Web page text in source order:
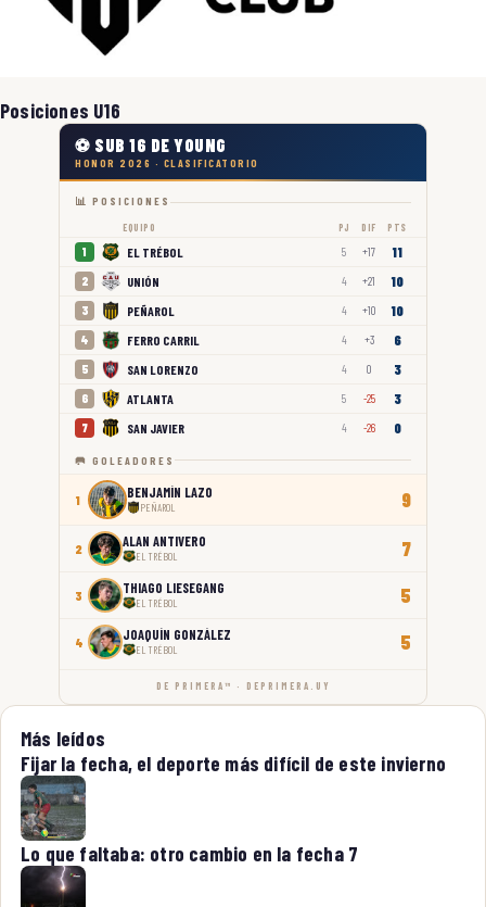
Posiciones U16
⚽ SUB 16 DE YOUNG
HONOR 2026 · CLASIFICATORIO
📊 POSICIONES
EQUIPO PJ DIF PTS
1 EL TRÉBOL 5 +17 11
2 UNIÓN 4 +21 10
3 PEÑAROL 4 +10 10
4 FERRO CARRIL 4 +3 6
5 SAN LORENZO 4 0 3
6 ATLANTA 5 -25 3
7 SAN JAVIER 4 -26 0
🥅 GOLEADORES
1 BENJAMÍN LAZO
PEÑAROL 9
2 ALAN ANTIVERO
EL TRÉBOL 7
3 THIAGO LIESEGANG
EL TRÉBOL 5
4 JOAQUÍN GONZÁLEZ
EL TRÉBOL 5
DE PRIMERA™ · DEPRIMERA.UY
Más leídos
Fijar la fecha, el deporte más difícil de este invierno
Lo que faltaba: otro cambio en la fecha 7